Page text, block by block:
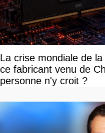
La crise mondiale de
ce fabricant venu de
personne n'y croit ?